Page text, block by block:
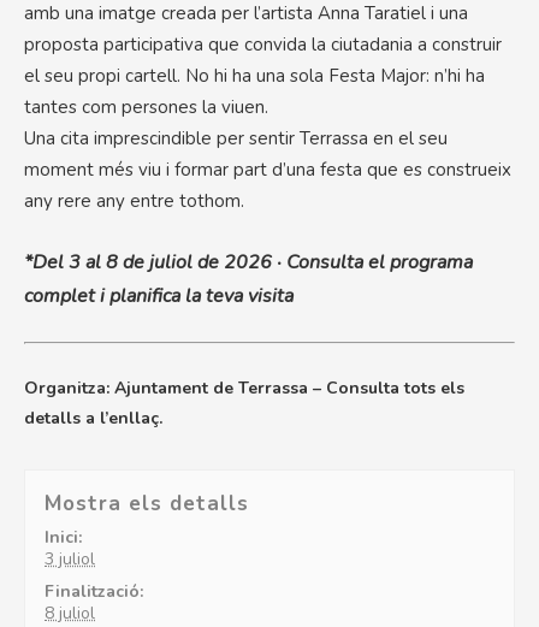
amb una imatge creada per l’artista Anna Taratiel i una
proposta participativa que convida la ciutadania a construir
el seu propi cartell. No hi ha una sola Festa Major: n’hi ha
tantes com persones la viuen.
Una cita imprescindible per sentir Terrassa en el seu
moment més viu i formar part d’una festa que es construeix
any rere any entre tothom.
*Del 3 al 8 de juliol de 2026 · Consulta el programa
complet i planifica la teva visita
Organitza: Ajuntament de Terrassa – Consulta tots els
detalls a l’enllaç.
Mostra els detalls
Inici:
3 juliol
Finalització:
8 juliol